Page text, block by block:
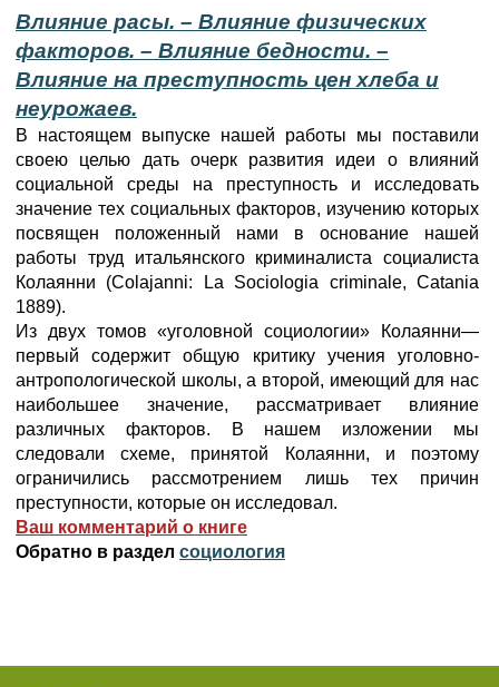
Влияние расы. – Влияние физических
факторов. – Влияние бедности. –
Влияние на преступность цен хлеба и
неурожаев.
В настоящем выпуске нашей работы мы поставили
своею целью дать очерк развития идеи о влияний
социальной среды на преступность и исследовать
значение тех социальных факторов, изучению которых
посвящен положенный нами в основание нашей
работы труд итальянского криминалиста социалиста
Колаянни (Colajanni: La Sociologia criminale, Catania
1889).
Из двух томов «уголовной социологии» Колаянни—
первый содержит общую критику учения уголовно-
антропологической школы, a второй, имеющий для нас
наибольшее значение, рассматривает влияние
различных факторов. В нашем изложении мы
следовали схеме, принятой Колаянни, и поэтому
ограничились рассмотрением лишь тех причин
преступности, которые он исследовал.
Ваш комментарий о книге
Обратно в раздел социология